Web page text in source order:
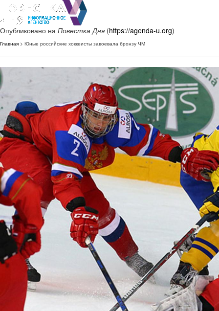
Опубликовано на Повестка Дня (https://agenda-u.org)
Главная > Юные российские хоккеисты завоевала бронзу ЧМ